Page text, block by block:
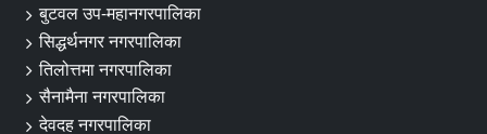
बुटवल उप-महानगरपालिका
सिद्धर्थनगर नगरपालिका
तिलोत्तमा नगरपालिका
सैनामैना नगरपालिका
देवदह नगरपालिका